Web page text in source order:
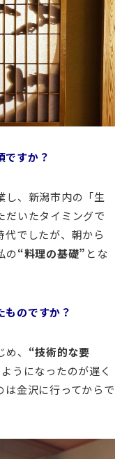
すか？
し、新潟市内の「生
だいたタイミングで
代でしたが、朝から
の“料理の基礎” とな
のですか？
、 “技術的な要
うになったのが遅く
は金沢に行ってからで